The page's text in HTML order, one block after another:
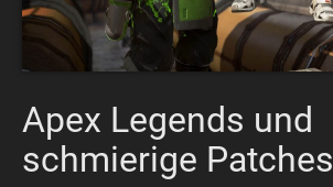
Apex Legends und
schmierige Patches